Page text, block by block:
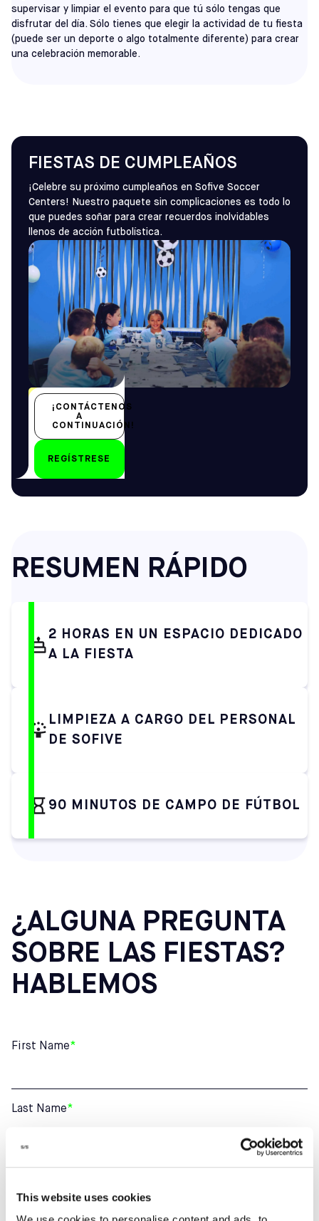
This website uses cookies
supervisar y limpiar el evento para que tú sólo tengas que
disfrutar del día. Sólo tienes que elegir la actividad de tu fiesta
(puede ser un deporte o algo totalmente diferente) para crear
una celebración memorable.
FIESTAS DE CUMPLEAÑOS
¡Celebre su próximo cumpleaños en Sofive Soccer
Centers! Nuestro paquete sin complicaciones es todo lo
que puedes soñar para crear recuerdos inolvidables
llenos de acción futbolística.
Todo el año
Todas las edades
¡CONTÁCTENOS
A
CONTINUACIÓN!
REGÍSTRESE
RESUMEN RÁPIDO
2 HORAS EN UN ESPACIO DEDICADO
A LA FIESTA
LIMPIEZA A CARGO DEL PERSONAL
DE SOFIVE
90 MINUTOS DE CAMPO DE FÚTBOL
¿ALGUNA PREGUNTA
SOBRE LAS FIESTAS?
HABLEMOS
First Name*
Last Name*